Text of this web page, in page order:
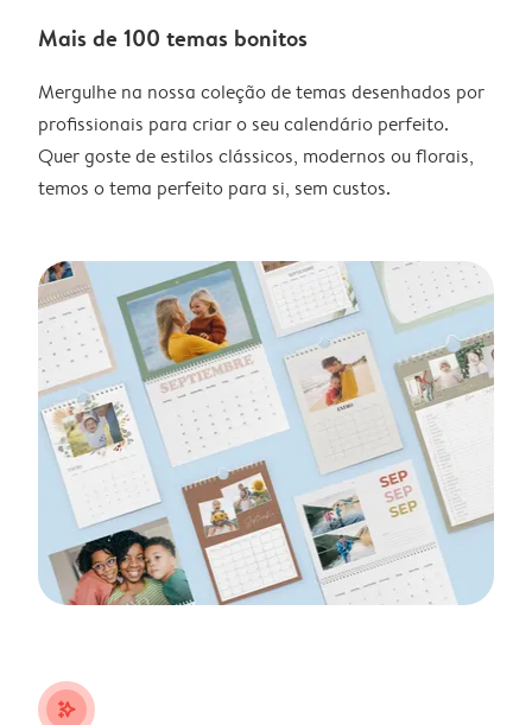
Mais de 100 temas bonitos
Mergulhe na nossa coleção de temas desenhados por
profissionais para criar o seu calendário perfeito.
Quer goste de estilos clássicos, modernos ou florais,
temos o tema perfeito para si, sem custos.
stars_plus